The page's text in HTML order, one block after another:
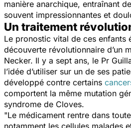
manière anarchique, entraînant
souvent impressionnantes et
Un traitement
Le pronostic vital de ces enfants
découverte révolutionnaire d’un
Necker. Il y a sept ans, le Pr
l’idée d’utiliser sur un de ses
développé contre certains
comportent la même mutation
syndrome de Cloves.
"Le médicament rentre dans
notamment les cellules malades